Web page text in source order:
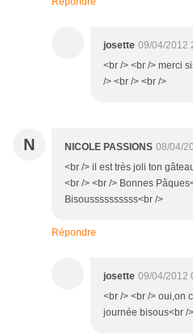
josette 09/04/2012
<br /> <br /> merci
/> <br /> <br />
N NICOLE PASSIONS 08/04/
<br /> il est très joli ton
<br /> <br /> Bonnes
Bisoussssssssss<br />
Répondre
josette 09/04/2012
<br /> <br /> oui,on
journée bisous<br /